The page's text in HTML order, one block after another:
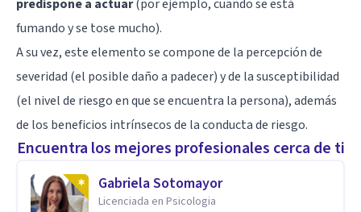
predispone a actuar(por ejemplo, cuando se está
fumando y se tose mucho).
A su vez, este elemento se compone de la percepción de
severidad (el posible daño a padecer) y de la susceptibilidad
(el nivel de riesgo en que se encuentra la persona), además
de los beneficios intrínsecos de la conducta de riesgo.
Encuentra los mejores profesionales cerca de ti
Gabriela Sotomayor
Licenciada en Psicologia